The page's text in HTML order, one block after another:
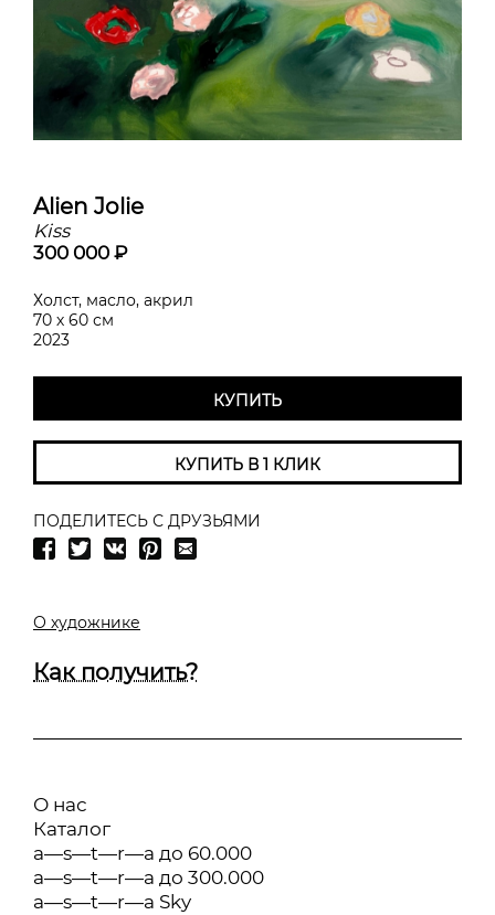
Alien Jolie
Kiss
300 000 ₽
Холст, масло, акрил
70 х 60 см
2023
КУПИТЬ
КУПИТЬ В 1 КЛИК
ПОДЕЛИТЕСЬ С ДРУЗЬЯМИ
О художнике
Как получить?
О нас
Каталог
a—s—t—r—a до 60.000
a—s—t—r—a до 300.000
a—s—t—r—a Sky